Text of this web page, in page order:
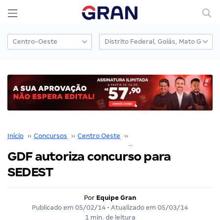
Início ›› Concursos ›› Centro Oeste ››
GDF autoriza concurso para
SEDEST
Por Equipe Gran
Publicado em 05/02/14 • Atualizado em 05/03/14
1 min. de leitura